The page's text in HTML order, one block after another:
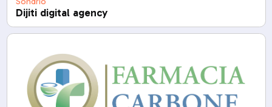
Dijiti digital agency